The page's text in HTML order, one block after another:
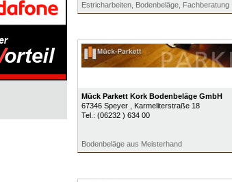
Estricharbeiten, Bodenbeläge, Fachberatung
Mück Parkett Kork Bodenbeläge GmbH
67346 Speyer
, Karmeliterstraße 18
Tel.: (06232 ) 634 00
Bodenbeläge aus Meisterhand